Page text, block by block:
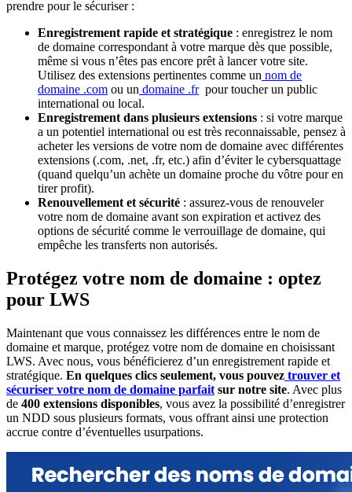
prendre pour le sécuriser :
Enregistrement rapide et stratégique : enregistrez le nom
de domaine correspondant à votre marque dès que possible,
même si vous n’êtes pas encore prêt à lancer votre site.
Utilisez des extensions pertinentes comme un nom de
domaine .com ou un domaine .frpour toucher un public
international ou local.
Enregistrement dans plusieurs extensions : si votre marque
a un potentiel international ou est très reconnaissable, pensez à
acheter les versions de votre nom de domaine avec différentes
extensions (.com, .net, .fr, etc.) afin d’éviter le cybersquattage
(quand quelqu’un achète un domaine proche du vôtre pour en
tirer profit).
Renouvellement et sécurité : assurez-vous de renouveler
votre nom de domaine avant son expiration et activez des
options de sécurité comme le verrouillage de domaine, qui
empêche les transferts non autorisés.
Protégez votre nom de domaine : optez
pour LWS
Maintenant que vous connaissez les différences entre le nom de
domaine et marque, protégez votre nom de domaine en choisissant
LWS. Avec nous, vous bénéficierez d’un enregistrement rapide et
stratégique. En quelques clics seulement, vous pouvez trouver et
sécuriser votre nom de domaine parfait sur notre site. Avec plus
de 400 extensions disponibles, vous avez la possibilité d’enregistrer
un NDD sous plusieurs formats, vous offrant ainsi une protection
accrue contre d’éventuelles usurpations.